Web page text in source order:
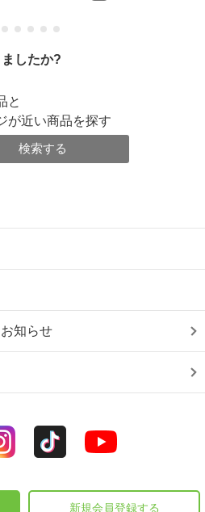
したか?
と
が近い商品を探す
検索する
知らせ
新規会員登録する